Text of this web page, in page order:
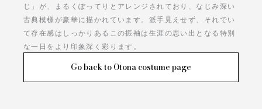
じ」が、まるくぽってりとアレンジされており、なじみ深い
古典模様が豪華に描かれています。派手見えせず、それでい
て存在感はしっかりあるこの振袖は生涯の思い出となる特別
な一日をより印象深く彩ります。
Go back to Otona costume page